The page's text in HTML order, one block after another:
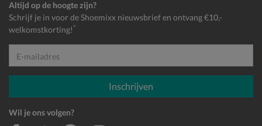
Altijd op de hoogte zijn?
Schrijf je in voor de Shoemixx nieuwsbrief en ontvang €10,-
welkomstkorting! *
E-mailadres
Inschrijven
Wil je ons volgen?